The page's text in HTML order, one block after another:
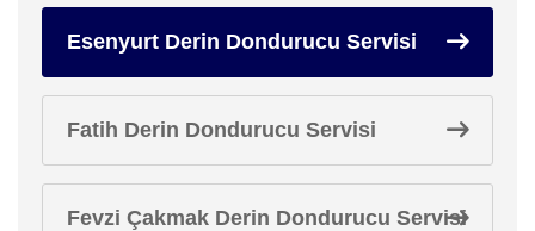
Esenyurt Derin Dondurucu Servisi
Fatih Derin Dondurucu Servisi
Fevzi Çakmak Derin Dondurucu Servisi